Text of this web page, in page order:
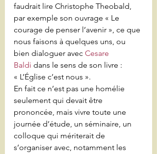
faudrait lire Christophe Theobald,
par exemple son ouvrage « Le
courage de penser l’avenir », ce que
nous faisons à quelques uns, ou
bien dialoguer avec Cesare
Baldi dans le sens de son livre :
« L’Église c’est nous ».
En fait ce n’est pas une homélie
seulement qui devait être
prononcée, mais vivre toute une
journée d’étude, un séminaire, un
colloque qui mériterait de
s’organiser avec, notamment les